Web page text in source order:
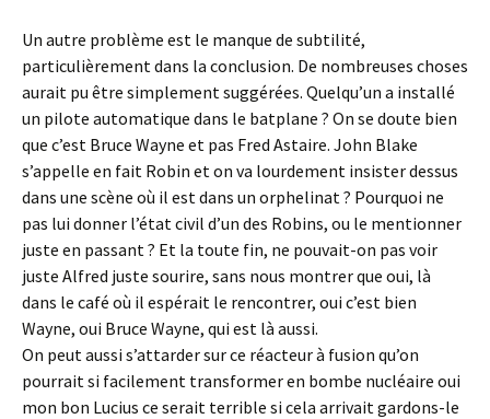
Un autre problème est le manque de subtilité,
particulièrement dans la conclusion. De nombreuses choses
aurait pu être simplement suggérées. Quelqu’un a installé
un pilote automatique dans le batplane ? On se doute bien
que c’est Bruce Wayne et pas Fred Astaire. John Blake
s’appelle en fait Robin et on va lourdement insister dessus
dans une scène où il est dans un orphelinat ? Pourquoi ne
pas lui donner l’état civil d’un des Robins, ou le mentionner
juste en passant ? Et la toute fin, ne pouvait-on pas voir
juste Alfred juste sourire, sans nous montrer que oui, là
dans le café où il espérait le rencontrer, oui c’est bien
Wayne, oui Bruce Wayne, qui est là aussi.
On peut aussi s’attarder sur ce réacteur à fusion qu’on
pourrait si facilement transformer en bombe nucléaire oui
mon bon Lucius ce serait terrible si cela arrivait gardons-le